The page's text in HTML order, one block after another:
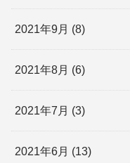
2021年9月 (8)
2021年8月 (6)
2021年7月 (3)
2021年6月 (13)